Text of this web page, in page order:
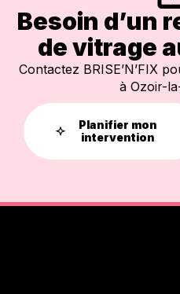
Besoin d’un
de vitrage
Contactez BRISE’N’FIX
à Ozoir-
Planifier mon
intervention